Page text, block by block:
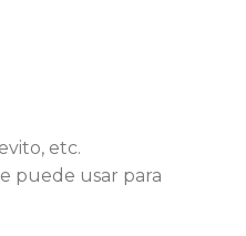
etc.
puede usar para